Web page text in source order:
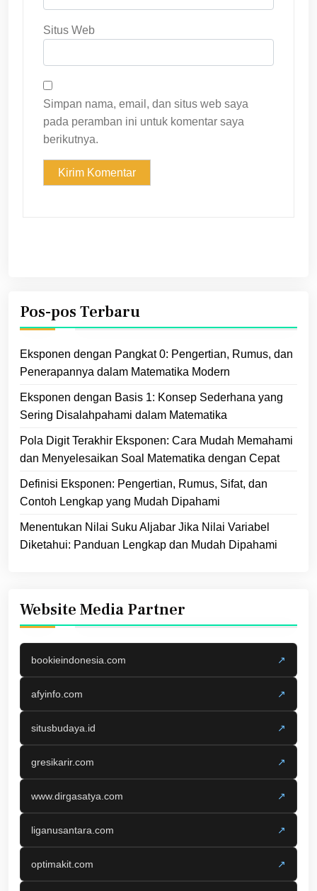
Situs Web
Simpan nama, email, dan situs web saya
pada peramban ini untuk komentar saya
berikutnya.
Pos-pos Terbaru
Eksponen dengan Pangkat 0: Pengertian, Rumus, dan
Penerapannya dalam Matematika Modern
Eksponen dengan Basis 1: Konsep Sederhana yang
Sering Disalahpahami dalam Matematika
Pola Digit Terakhir Eksponen: Cara Mudah Memahami
dan Menyelesaikan Soal Matematika dengan Cepat
Definisi Eksponen: Pengertian, Rumus, Sifat, dan
Contoh Lengkap yang Mudah Dipahami
Menentukan Nilai Suku Aljabar Jika Nilai Variabel
Diketahui: Panduan Lengkap dan Mudah Dipahami
Website Media Partner
bookieindonesia.com ↗
afyinfo.com ↗
situsbudaya.id ↗
gresikarir.com ↗
www.dirgasatya.com ↗
liganusantara.com ↗
optimakit.com ↗